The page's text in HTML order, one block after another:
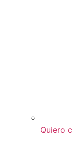
Quiero